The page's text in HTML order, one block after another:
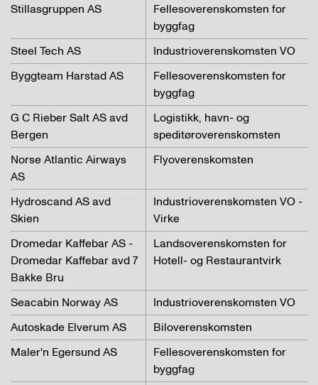
Stillasgruppen AS
Fellesoverenskomsten for
byggfag
Steel Tech AS
Industrioverenskomsten VO
Byggteam Harstad AS
Fellesoverenskomsten for
byggfag
G C Rieber Salt AS avd
Bergen
Logistikk, havn- og
speditøroverenskomsten
Norse Atlantic Airways
AS
Flyoverenskomsten
Hydroscand AS avd
Skien
Industrioverenskomsten VO -
Virke
Dromedar Kaffebar AS -
Dromedar Kaffebar avd 7
Bakke Bru
Landsoverenskomsten for
Hotell- og Restaurantvirk
Seacabin Norway AS
Industrioverenskomsten VO
Autoskade Elverum AS
Biloverenskomsten
Maler'n Egersund AS
Fellesoverenskomsten for
byggfag